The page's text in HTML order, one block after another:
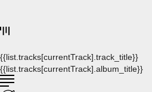
{{list.tracks[currentTrack].track_title}}
{{list.tracks[currentTrack].album_title}}